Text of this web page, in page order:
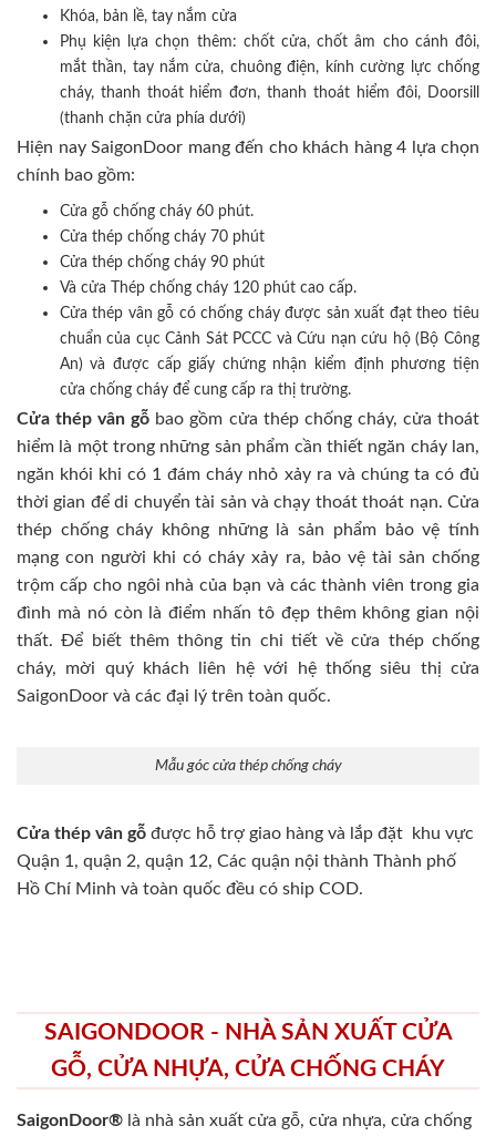
Khóa, bản lề, tay nắm cửa
Phụ kiện lựa chọn thêm: chốt cửa, chốt âm cho cánh đôi,
mắt thần, tay nắm cửa, chuông điện, kính cường lực chống
cháy, thanh thoát hiểm đơn, thanh thoát hiểm đôi, Doorsill
(thanh chặn cửa phía dưới)
Hiện nay SaigonDoor mang đến cho khách hàng 4 lựa chọn
chính bao gồm:
Cửa gỗ chống cháy 60 phút.
Cửa thép chống cháy 70 phút
Cửa thép chống cháy 90 phút
Và cửa Thép chống cháy 120 phút cao cấp.
Cửa thép vân gỗ có chống cháy được sản xuất đạt theo tiêu
chuẩn của cục Cảnh Sát PCCC và Cứu nạn cứu hộ (Bộ Công
An) và được cấp giấy chứng nhận kiểm định phương tiện
cửa chống cháy để cung cấp ra thị trường.
Cửa thép vân gỗ bao gồm cửa thép chống cháy, cửa thoát
hiểm là một trong những sản phẩm cần thiết ngăn cháy lan,
ngăn khói khi có 1 đám cháy nhỏ xảy ra và chúng ta có đủ
thời gian để di chuyển tài sản và chạy thoát thoát nạn. Cửa
thép chống cháy không những là sản phẩm bảo vệ tính
mạng con người khi có cháy xảy ra, bảo vệ tài sản chống
trộm cấp cho ngôi nhà của bạn và các thành viên trong gia
đình mà nó còn là điểm nhấn tô đẹp thêm không gian nội
thất. Để biết thêm thông tin chi tiết về cửa thép chống
cháy, mời quý khách liên hệ với hệ thống siêu thị cửa
SaigonDoor và các đại lý trên toàn quốc.
Mẫu góc cửa thép chống cháy
Cửa thép vân gỗ được hỗ trợ giao hàng và lắp đặt khu vực
Quận 1, quận 2, quận 12, Các quận nội thành Thành phố
Hồ Chí Minh và toàn quốc đều có ship COD.
SAIGONDOOR - NHÀ SẢN XUẤT CỬA
GỖ, CỬA NHỰA, CỬA CHỐNG CHÁY
SaigonDoor® là nhà sản xuất cửa gỗ, cửa nhựa, cửa chống